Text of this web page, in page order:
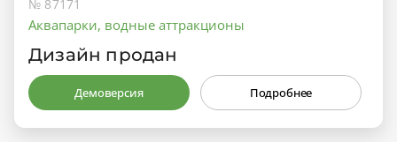
№ 87171
Аквапарки, водные аттракционы
Дизайн продан
Демоверсия Подробнее